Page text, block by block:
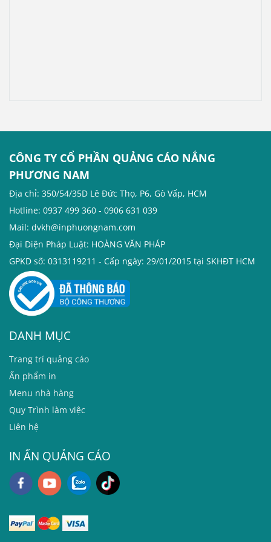
CÔNG TY CỔ PHẦN QUẢNG CÁO NẮNG
PHƯƠNG NAM
Địa chỉ: 350/54/35D Lê Đức Thọ, P6, Gò Vấp, HCM
Hotline: 0937 499 360 - 0906 631 039
Mail: dvkh@inphuongnam.com
Đại Diện Pháp Luật: HOÀNG VĂN PHÁP
GPKD số: 0313119211 - Cấp ngày: 29/01/2015 tại SKHĐT HCM
DANH MỤC
Trang trí quảng cáo
Ấn phẩm in
Menu nhà hàng
Quy Trình làm việc
Liên hệ
IN ẤN QUẢNG CÁO